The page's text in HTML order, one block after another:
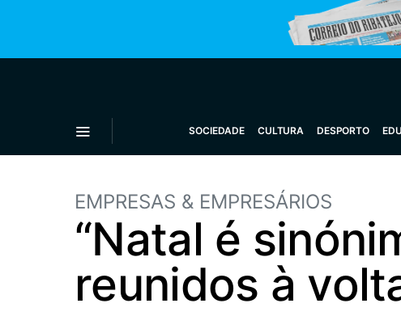
SOCIEDADE CULTURA DESPORTO
EMPRESAS & EMPRESÁRIOS
“Natal é
reunidos à